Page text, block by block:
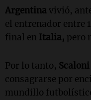
Argentina vivió,
el entrenador entre
final en Italia, pero
Por lo tanto, Scaloni
consagrarse por
mundillo